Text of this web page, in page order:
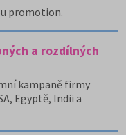
promotion.
a rozdílných
kampaně firmy
Egyptě, Indii a